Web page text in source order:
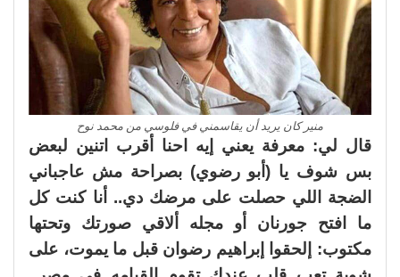
منير كان يريد أن يقاسمني في فلوسي من محمد نوح
قال لي: معرفة يعني إيه احنا أقرب اتنين لبعض
بس شوف يا (أبو رضوي) بصراحة مش عاجباني
الضجة اللي حصلت على مرضك دي.. أنا كنت كل
ما افتح جورنان أو مجله ألاقي صورتك وتحتها
مكتوب: إلحقوا إبراهيم رضوان قبل ما يموت، على